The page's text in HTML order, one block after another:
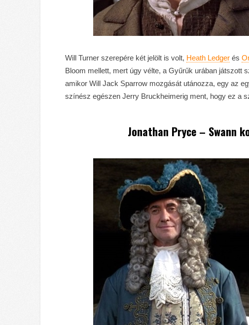
Will Turner szerepére két jelölt is volt, Heath Ledger és
Bloom mellett, mert úgy vélte, a Gyűrűk urában játszott
amikor Will Jack Sparrow mozgását utánozza, egy az
színész egészen Jerry Bruckheimerig ment, hogy ez a
Jonathan Pryce – Swann